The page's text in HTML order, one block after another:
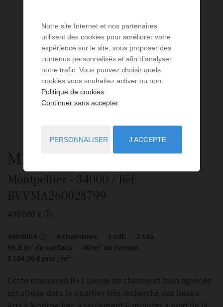
Maison 5 piècesà vendre
Montpellier - 34000 / Réf:
BVVMA260028799
499 000 €
499 000 € 4 chambres 1 sdb 2 sde
96,8 m² de surface 40 m² de terrain
5 154,96 € prix / m²
Cette maison en R+1 pleine de charme et bien agencée
est située dans le quartier très recherché des Beaux-
Notre site Internet et nos partenaires
utilisent des cookies pour améliorer votre
expérience sur le site, vous proposer des
contenus personnalisés et afin d’analyser
notre trafic. Vous pouvez choisir quels
cookies vous souhaitez activer ou non.
Politique de cookies
Continuer sans accepter
PERSONNALISER J'ACCEPTE